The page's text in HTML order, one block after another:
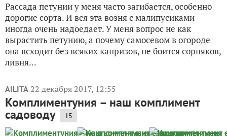
Рассада петунии у меня часто загибается, особенно
дорогие сорта. И вся эта возня с малипусиками
иногда очень надоедает. У меня вопрос не как
вырастить петунию, а почему самосевом в огороде
она всходит без всяких капризов, не боится сорняков,
ливня...
AILITA 22 декабря 2017, 12:55
Комплиментуния – наш комплимент
садоводу 15